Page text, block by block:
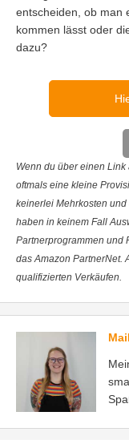
entscheiden, ob man
kommen lässt oder
dazu?
Wenn du über einen
oftmals eine kleine
keinerlei Mehrkosten
haben in keinem Fall
Partnerprogrammen und
das Amazon PartnerNet.
qualifizierten Verkäufen.